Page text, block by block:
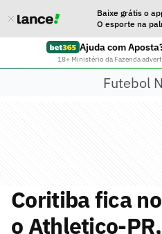
Baixe grátis o
O esporte na
Ajuda com
18+ Ministério da Fazenda
Futebol
Coritiba fica
o Athletico-